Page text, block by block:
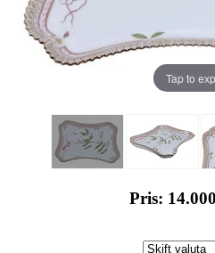
Tap to
Pris: